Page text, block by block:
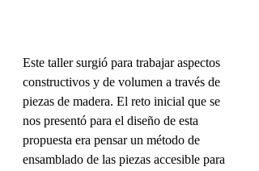
Este taller surgió para trabajar aspectos
constructivos y de volumen a través de
piezas de madera. El reto inicial que se
nos presentó para el diseño de esta
propuesta era pensar un método de
ensamblado de las piezas accesible para